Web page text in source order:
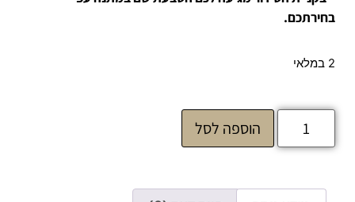
בחירתכם.
2 במלאי
הוספה לסל